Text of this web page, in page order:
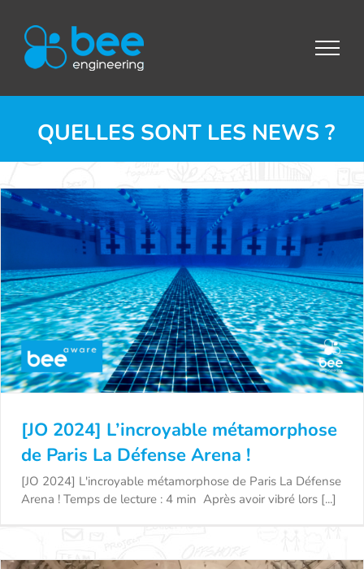
contenu
QUELLES SONT LES NEWS ?
[JO 2024] L’incroyable métamorphose de Paris
[JO 2024] L’incroyable métamorphose
de Paris La Défense Arena !
[JO 2024] L'incroyable métamorphose de Paris La Défense
Arena ! Temps de lecture : 4 min Après avoir vibré lors [...]